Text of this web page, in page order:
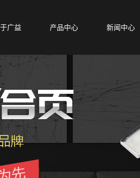
广益 产品中心 新闻中心